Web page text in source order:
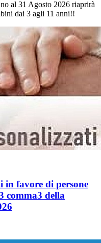
al 31 Agosto 2026 riaprirà
dai 3 agli 11 anni!!
in favore di persone
comma3 della